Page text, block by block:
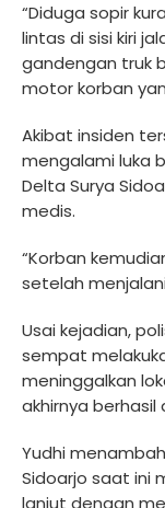
“Diduga sopir
lintas di sisi kiri
gandengan truk
motor korban
Akibat insiden
mengalami luka
Delta Surya
medis.
“Korban
setelah
Usai kejadian,
sempat
meninggalkan
akhirnya
Yudhi
Sidoarjo saat ini